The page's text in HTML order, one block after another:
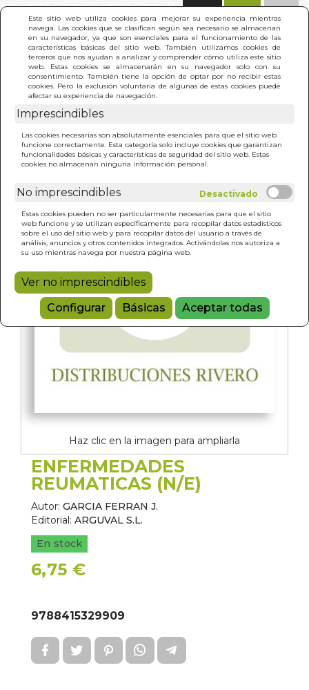
Este sitio web utiliza cookies para mejorar su experiencia mientras
navega. Las cookies que se clasifican según sea necesario se almacenan
en su navegador, ya que son esenciales para el funcionamiento de las
características básicas del sitio web. También utilizamos cookies de
terceros que nos ayudan a analizar y comprender cómo utiliza este sitio
web. Estas cookies se almacenarán en su navegador solo con su
consentimiento. También tiene la opción de optar por no recibir estas
cookies. Pero la exclusión voluntaria de algunas de estas cookies puede
afectar su experiencia de navegación.
Imprescindibles
Las cookies necesarias son absolutamente esenciales para que el sitio web
funcione correctamente. Esta categoría solo incluye cookies que garantizan
funcionalidades básicas y características de seguridad del sitio web. Estas
cookies no almacenan ninguna información personal.
No imprescindibles
Estas cookies pueden no ser particularmente necesarias para que el sitio
web funcione y se utilizan específicamente para recopilar datos estadísticos
sobre el uso del sitio web y para recopilar datos del usuario a través de
análisis, anuncios y otros contenidos integrados. Activándolas nos autoriza a
su uso mientras navega por nuestra página web.
Ver no imprescindibles
Configurar
Básicas Aceptar todas
INICIO >
Haz clic en la imagen para ampliarla
ENFERMEDADES
REUMATICAS (N/E)
Autor: GARCIA FERRAN J.
Editorial: ARGUVAL S.L.
En stock
6,75 €
9788415329909